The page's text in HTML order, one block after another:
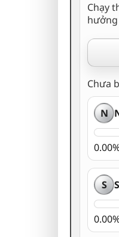
Chạy
Chưa
N
S